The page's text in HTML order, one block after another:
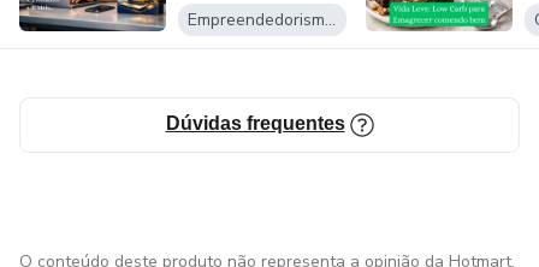
Afiliado...
Empreendedorismo Digital
Dúvidas frequentes
O conteúdo deste produto não representa a opinião da Hotmart.